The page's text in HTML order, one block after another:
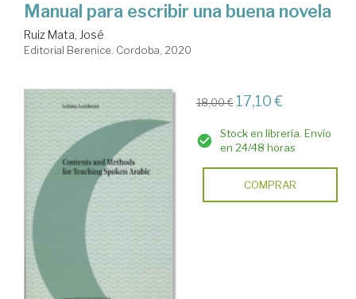
Manual para escribir una buena novela
Ruiz Mata, José
Editorial Berenice. Cordoba, 2020
18,00 € 17,10 €
Stock en librería. Envío
en 24/48 horas
COMPRAR